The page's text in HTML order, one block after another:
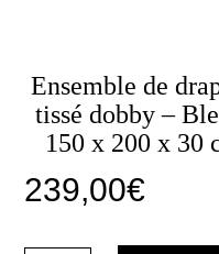
Ensemble de
tissé dobby –
150 x 200 x 30
239,00€